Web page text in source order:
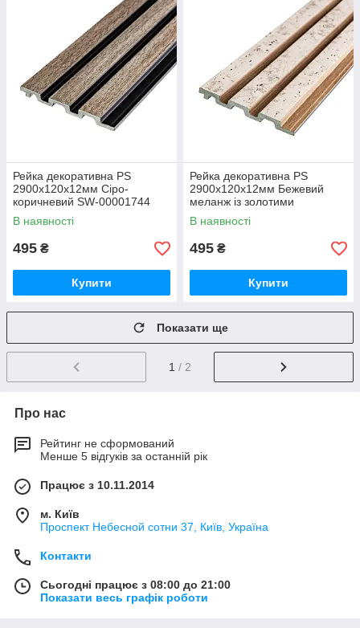
Рейка декоративна PS
2900х120х12мм Сіро-
коричневий SW-00001744
В наявності
495 ₴
Купити
Рейка декоративна PS
2900х120х12мм Бежевий
меланж із золотими
вкрапленнями (D) SW-
00001742
В наявності
495 ₴
Купити
Показати ще
1 / 2
Про нас
Рейтинг не сформований
Менше 5 відгуків за останній рік
Працює з 10.11.2014
м. Київ
Проспект Небесной сотни 37, Київ, Україна
Контакти
Сьогодні працює з 08:00 до 21:00
Показати весь графік роботи